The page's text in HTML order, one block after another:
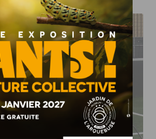
PIERRE-HENRI DEBALLON,
EN LIGUE 2